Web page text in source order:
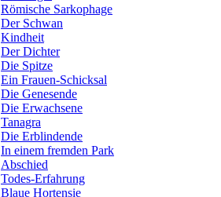
Römische Sarkophage
Der Schwan
Kindheit
Der Dichter
Die Spitze
Ein Frauen-Schicksal
Die Genesende
Die Erwachsene
Tanagra
Die Erblindende
In einem fremden Park
Abschied
Todes-Erfahrung
Blaue Hortensie